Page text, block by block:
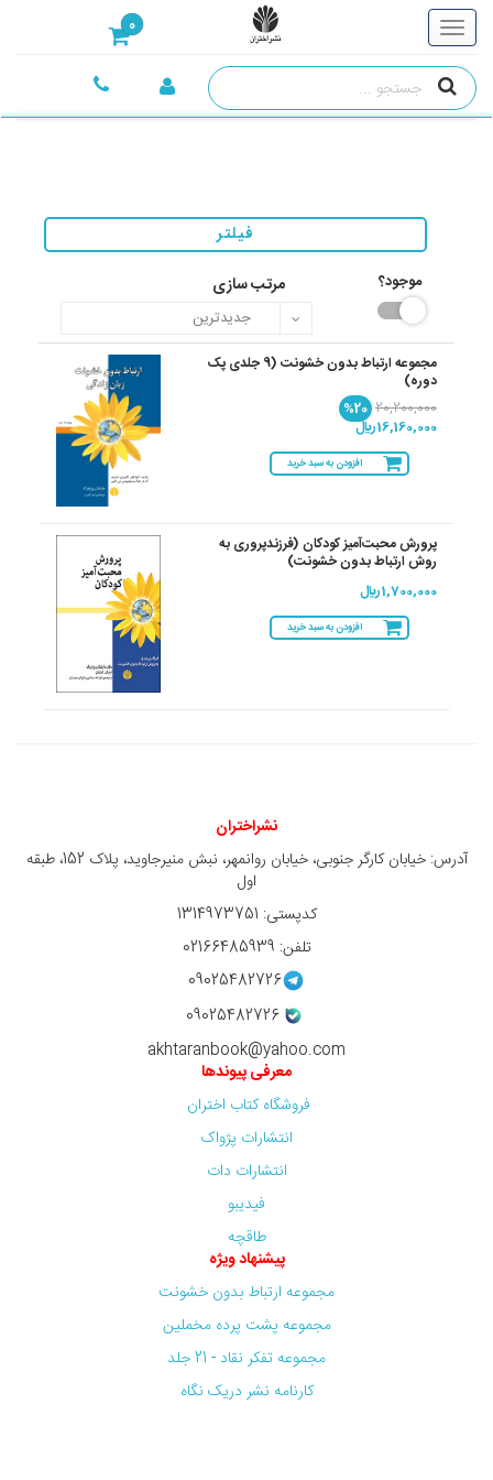
0
فیلتر
موجود؟ مرتب سازی
مجموعه ارتباط بدون خشونت (9 جلدی پک
دوره)
20,200,000
%20
16,160,000 ريال
افزودن به سبد خرید
پرورش محبت‌آمیز کودکان (فرزندپروری به
روش ارتباط بدون خشونت)
1,700,000 ريال
افزودن به سبد خرید
نشراختران
آدرس: خیابان کارگر جنوبی، خیابان روانمهر، نبش منیرجاوید، پلاک 152، طبقه
اول
کدپستی: 1314973751
تلفن: 02166485939
09025482726
09025482726
akhtaranbook@yahoo.com
معرفی پیوندها
فروشگاه کتاب اختران
انتشارات پژواک
انتشارات دات
فیدیبو
طاقچه
پیشنهاد ویژه
مجموعه ارتباط بدون خشونت
مجموعه پشت پرده مخملین
مجموعه تفکر نقاد - 21 جلد
کارنامه نشر دریک نگاه